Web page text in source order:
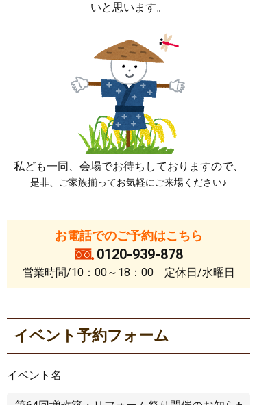
いと思います。
私ども一同、会場でお待ちしておりますので、
是非、ご家族揃ってお気軽にご来場ください♪
お電話でのご予約はこちら
0120-939-878
営業時間/10：00～18：00 定休日/水曜日
イベント予約フォーム
イベント名